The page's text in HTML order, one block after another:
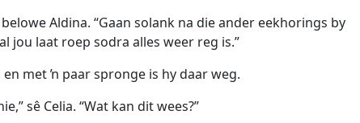
belowe Aldina. “Gaan solank na die ander eekhorings by
jou laat roep sodra alles weer reg is.”
met ŉ paar spronge is hy daar weg.
sê Celia. “Wat kan dit wees?”